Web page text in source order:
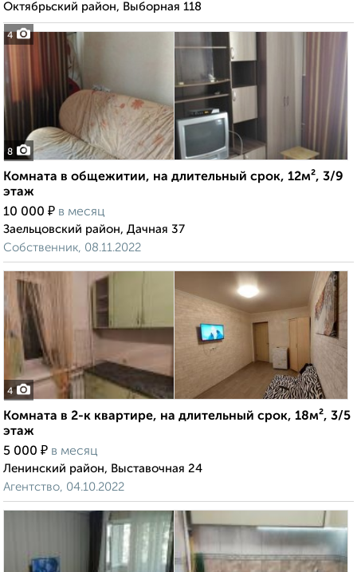
4
Октябрьский район, Выборная 118
8
Комната в общежитии, на длительный срок, 12м², 3/9
этаж
10 000 ₽ в месяц
Заельцовский район, Дачная 37
Собственник, 08.11.2022
4
Комната в 2-к квартире, на длительный срок, 18м², 3/5
этаж
5 000 ₽ в месяц
Ленинский район, Выставочная 24
Агентство, 04.10.2022